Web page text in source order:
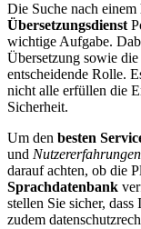
Die Suche nach einem
Übersetzungsdienst
wichtige Aufgabe.
Übersetzung sowie
entscheidende Rolle.
nicht alle erfüllen die
Sicherheit.
Um den besten
und Nutzererfahrungen
darauf achten, ob die
Sprachdatenbank
stellen Sie sicher,
zudem